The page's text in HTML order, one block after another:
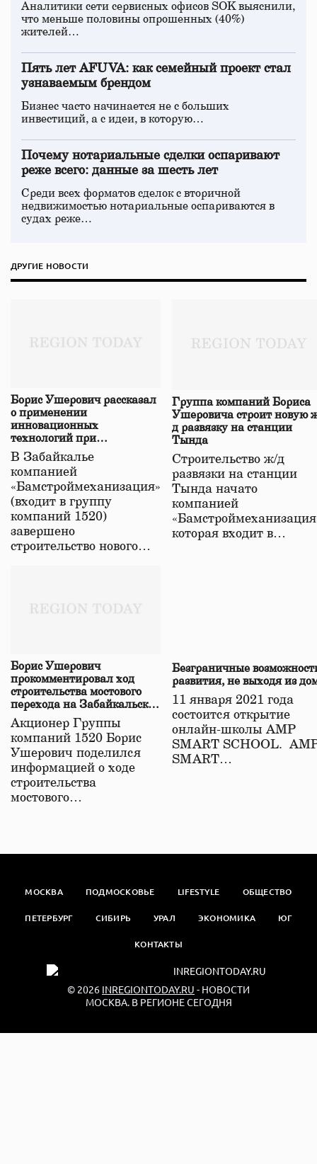
Аналитики сети сервисных офисов SOK выяснили,
что меньше половины опрошенных (40%)
жителей…
Пять лет AFUVA: как семейный проект стал
узнаваемым брендом
Бизнес часто начинается не с больших
инвестиций, а с идеи, в которую…
Почему нотариальные сделки оспаривают
реже всего: данные за шесть лет
Среди всех форматов сделок с вторичной
недвижимостью нотариальные оспариваются в
судах реже…
ДРУГИЕ НОВОСТИ
Борис Ушерович рассказал
о применении
инновационных
технологий при
строительстве нового моста
в Забайкалье
В Забайкалье
компанией
«Бамстроймеханизация»
(входит в группу
компаний 1520)
завершено
строительство нового…
Группа компаний Бориса
Ушеровича строит новую
д развязку на станции
Тында
Строительство ж/д
развязки на станции
Тында начато
компанией
которая входит в…
Борис Ушерович
прокомментировал ход
строительства мостового
перехода на Забайкальской
железной дороге
Акционер Группы
компаний 1520 Борис
Ушерович поделился
информацией о ходе
строительства
мостового…
Безграничные
развития, не выходя из
11 января 2021 года
состоится открытие
онлайн-школы АМР
SMART SCHOOL.
SMART…
МОСКВА ПОДМОСКОВЬЕ LIFESTYLE ОБЩЕСТВО
ПЕТЕРБУРГ СИБИРЬ УРАЛ ЭКОНОМИКА ЮГ
КОНТАКТЫ
© 2026 INREGIONTODAY.RU - НОВОСТИ
МОСКВА. В РЕГИОНЕ СЕГОДНЯ